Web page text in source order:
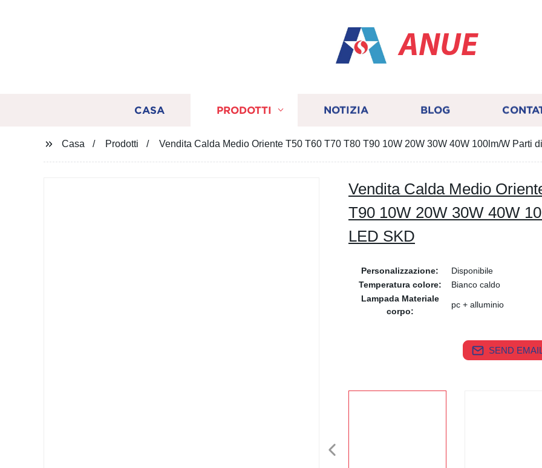
ANUE
CASA PRODOTTI NOTIZIA BLOG
Casa Prodotti Vendita Calda Medio Oriente T50 T60 T70 T80 T90 10W 20W 30W 40W 100lm/W Parti
Vendita Calda Medio
T90 10W 20W 30W 40W
LED SKD
Personalizzazione:
Disponibile
Temperatura colore:
Bianco caldo
Lampada Materiale
corpo:
pc + alluminio
SEND